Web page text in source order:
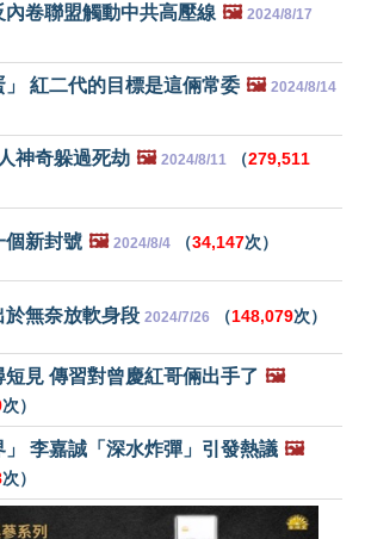
卷聯盟觸動中共高壓線 🖼️ 2024/8/17
」 紅二代的目標是這倆常委 🖼️ 2024/8/14
神奇躲過死劫 🖼️ 2024/8/11 （279,511
個新封號 🖼️ 2024/8/4 （34,147次）
於無奈放軟身段 2024/7/26 （148,079次）
見 傳習對曾慶紅哥倆出手了 🖼️
次）
」 李嘉誠「深水炸彈」引發熱議 🖼️
次）